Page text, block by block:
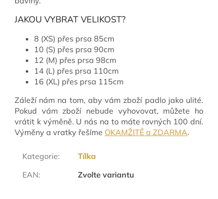
JAKOU VYBRAT VELIKOST?
8 (XS) přes prsa 85cm
10 (S) přes prsa 90cm
12 (M) přes prsa 98cm
14 (L) přes prsa 110cm
16 (XL) přes prsa 115cm
Záleží nám na tom, aby vám zboží padlo jako ulité.
Pokud vám zboží nebude vyhovovat, můžete ho
vrátit k výměně. U nás na to máte rovných 100 dní.
Výměny a vratky řešíme OKAMŽITĚ a ZDARMA.
Kategorie:
Tílka
EAN: Zvolte variantu